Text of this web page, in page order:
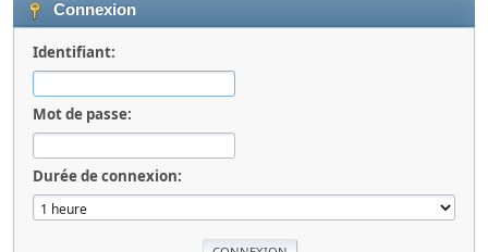
Connexion
Identifiant:
Mot de passe:
Durée de connexion: